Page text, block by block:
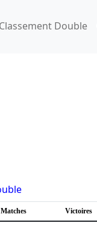
Classement Double
Matches Victoires